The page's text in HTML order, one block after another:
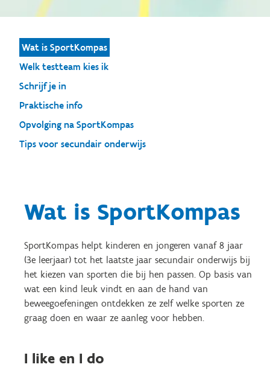
Wat is SportKompas
Welk testteam kies ik
Schrijf je in
Praktische info
Opvolging na SportKompas
Tips voor secundair onderwijs
Wat is SportKompas
SportKompas helpt kinderen en jongeren vanaf 8 jaar
(3e leerjaar) tot het laatste jaar secundair onderwijs bij
het kiezen van sporten die bij hen passen. Op basis van
wat een kind leuk vindt en aan de hand van
beweegoefeningen ontdekken ze zelf welke sporten ze
graag doen en waar ze aanleg voor hebben.
I like en I do